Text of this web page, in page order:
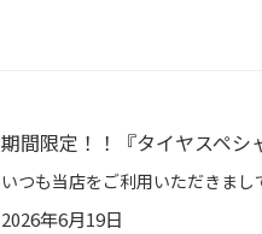
期間限定！！『タイヤスペシ
2026年6月19日